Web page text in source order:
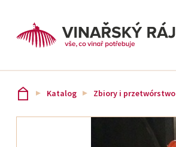
Katalog Zbiory i przetwórstwo